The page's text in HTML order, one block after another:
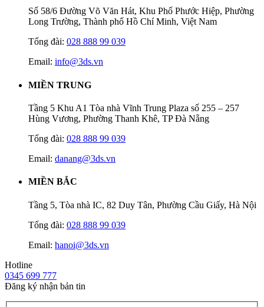
Số 58/6 Đường Võ Văn Hát, Khu Phố Phước Hiệp, Phường
Long Trường, Thành phố Hồ Chí Minh, Việt Nam
Tổng đài: 028 888 99 039
Email: info@3ds.vn
MIỀN TRUNG
Tầng 5 Khu A1 Tòa nhà Vĩnh Trung Plaza số 255 – 257
Hùng Vương, Phường Thanh Khê, TP Đà Nẵng
Tổng đài: 028 888 99 039
Email: danang@3ds.vn
MIỀN BẮC
Tầng 5, Tòa nhà IC, 82 Duy Tân, Phường Cầu Giấy, Hà Nội
Tổng đài: 028 888 99 039
Email: hanoi@3ds.vn
Hotline
0345 699 777
Đăng ký nhận bản tin